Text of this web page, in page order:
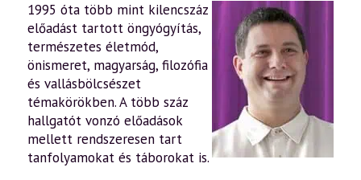
1995 óta több mint kilencszáz
előadást tartott öngyógyítás,
természetes életmód,
önismeret, magyarság, filozófia
és vallásbölcsészet
témakörökben. A több száz
hallgatót vonzó előadások
mellett rendszeresen tart
tanfolyamokat és táborokat is.